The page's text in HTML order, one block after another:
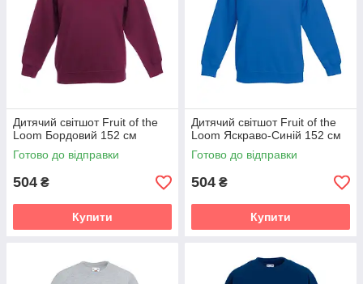
Дитячий світшот Fruit of the
Loom Бордовий 152 см
Готово до відправки
504 ₴
Купити
Дитячий світшот Fruit of the
Loom Яскраво-Синій 152 см
Готово до відправки
504 ₴
Купити